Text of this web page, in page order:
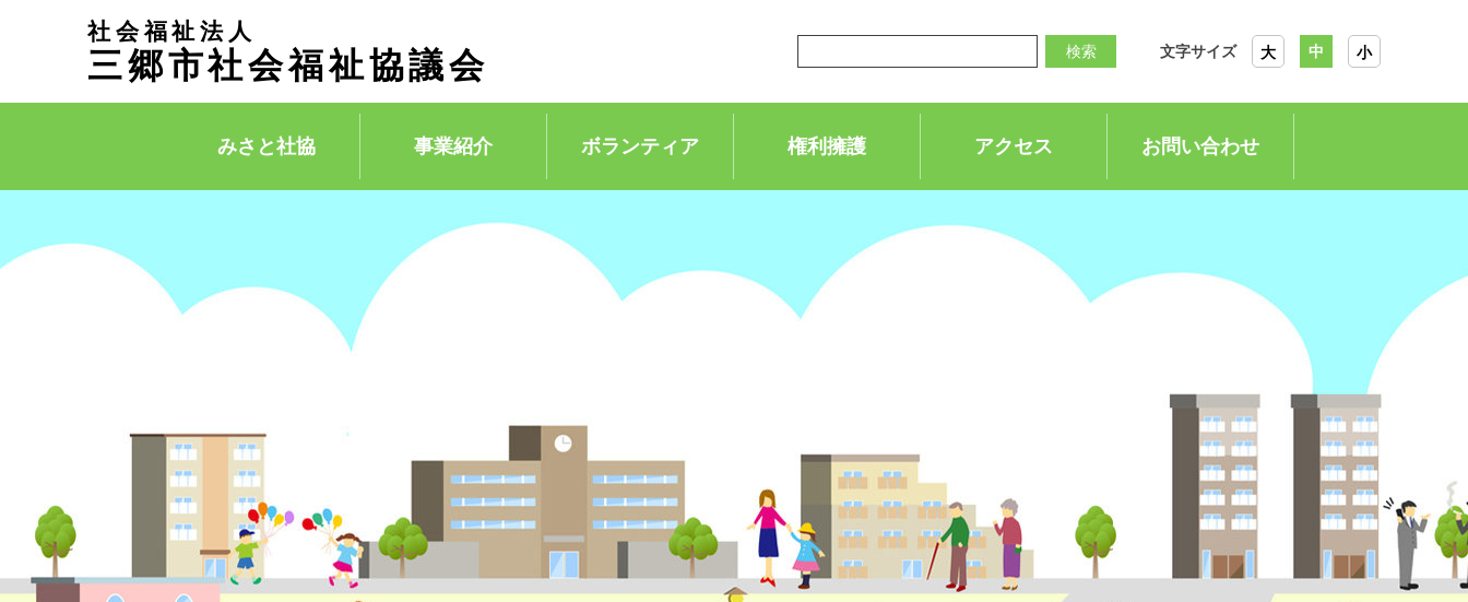
社会福祉法人
三郷市社会福祉協議会 検索 文字サイズ 大 中 小
みさと社協 事業紹介 ボランティア 権利擁護 アクセス お問い合わせ